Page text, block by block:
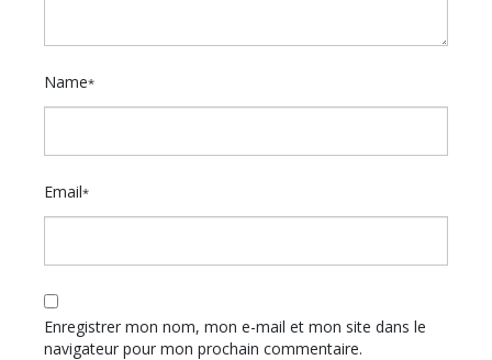
Name*
Email*
Enregistrer mon nom, mon e-mail et mon site dans le
navigateur pour mon prochain commentaire.